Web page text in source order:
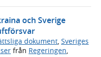
och Sverige
dokument Sveriges
från Regeringen